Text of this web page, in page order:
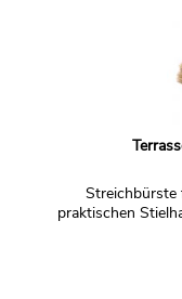
praktischen